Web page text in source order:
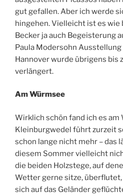
gut gefallen. Aber ich werde
hingehen. Vielleicht ist es wie
Becker ja auch Begeisterung
Paula Modersohn
Hannover wurde übrigens bis
verlängert.
Am Würmsee
Wirklich schön fand ich es am
Kleinburgwedel führt zurzeit
schon lange nicht mehr – das
diesem Sommer vielleicht
die beiden Holzstege, auf
Wetter gerne sitze, überflutet,
sich auf das Geländer